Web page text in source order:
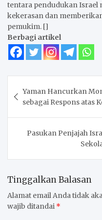
tentara pendudukan Israel
kekerasan dan
pemukim. []
Berbagi artikel
posYaman Hancurkan
sebagai Respons atas
Pasukan Penjajah
Tinggalkan Balasan
Alamat email Anda tidak
wajib ditandai *